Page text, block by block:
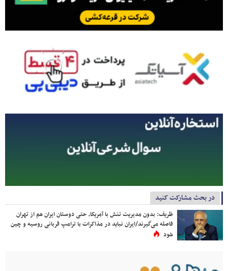
در بحث مشارکت کنید
ظریف: بدون مدیریت تنش با آمریکا، حتی دوستان ایران هم از تهران
فاصله می‌گیرند/ایران نباید در مذاکرات با ترامپ قربانی روسیه و چین
شود